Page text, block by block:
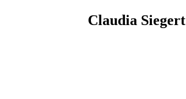
Claudia Siegert